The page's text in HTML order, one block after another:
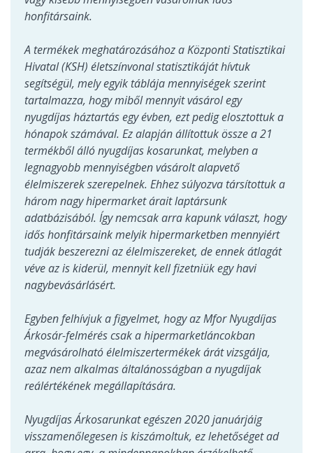
honfitársaink.
A termékek meghatározásához a Központi Statisztikai
Hivatal (KSH) életszínvonal statisztikáját hívtuk
segítségül, mely egyik táblája mennyiségek szerint
tartalmazza, hogy miből mennyit vásárol egy
nyugdíjas háztartás egy évben, ezt pedig elosztottuk a
hónapok számával. Ez alapján állítottuk össze a 21
termékből álló nyugdíjas kosarunkat, melyben a
legnagyobb mennyiségben vásárolt alapvető
élelmiszerek szerepelnek. Ehhez súlyozva társítottuk a
három nagy hipermarket árait laptársunk
adatbázisából. Így nemcsak arra kapunk választ, hogy
idős honfitársaink melyik hipermarketben mennyiért
tudják beszerezni az élelmiszereket, de ennek átlagát
véve az is kiderül, mennyit kell fizetniük egy havi
nagybevásárlásért.
Egyben felhívjuk a figyelmet, hogy az Mfor Nyugdíjas
Árkosár-felmérés csak a hipermarketláncokban
megvásárolható élelmiszertermékek árát vizsgálja,
azaz nem alkalmas általánosságban a nyugdíjak
reálértékének megállapítására.
Nyugdíjas Árkosarunkat egészen 2020 januárjáig
visszamenőlegesen is kiszámoltuk, ez lehetőséget ad